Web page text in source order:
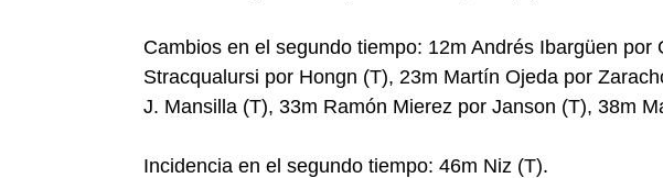
Cambios en el segundo tiempo: 12m Andrés Ibargüen por
Stracqualursi por Hongn (T), 23m Martín Ojeda por
J. Mansilla (T), 33m Ramón Mierez por Janson (T), 38m
Incidencia en el segundo tiempo: 46m Niz (T).